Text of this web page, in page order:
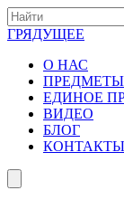
ГРЯДУЩЕЕ
О НАС
ПРЕДМЕТЫ
ЕДИНОЕ
ВИДЕО
БЛОГ
КОНТАКТЫ